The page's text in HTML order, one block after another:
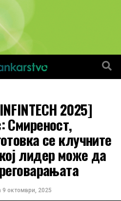
2025]
Смиреност,
се клучните
лидер може да
9 октомври, 2025